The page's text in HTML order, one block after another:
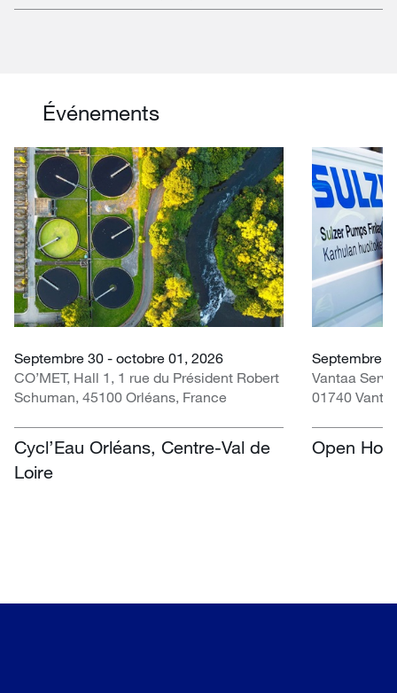
Événements
Septembre 30 - octobre 01, 2026
CO’MET, Hall 1, 1 rue du Président Robert
Schuman, 45100 Orléans, France
Cycl’Eau Orléans, Centre-Val de
Loire
Septembre
Vantaa
01740
Open